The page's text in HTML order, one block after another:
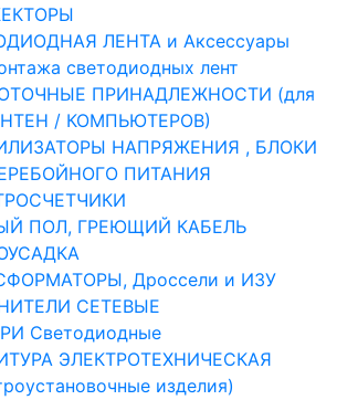
ЛЕНТА и Аксессуары
светодиодных лент
ПРИНАДЛЕЖНОСТИ (для
/ КОМПЬЮТЕРОВ)
НАПРЯЖЕНИЯ , БЛОКИ
ПИТАНИЯ
ПОЛ, ГРЕЮЩИЙ КАБЕЛЬ
Дроссели и ИЗУ
СЕТЕВЫЕ
Светодиодные
ЭЛЕКТРОТЕХНИЧЕСКАЯ
изделия)